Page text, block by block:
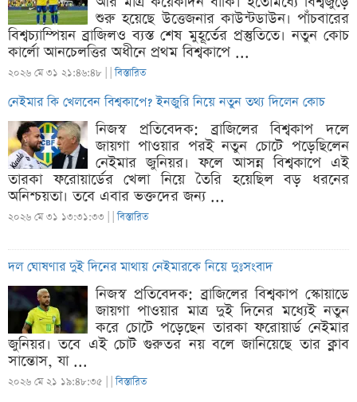
শুরু হয়েছে উত্তেজনার কাউন্টডাউন। পাঁচবারের
বিশ্বচ্যাম্পিয়ন ব্রাজিলও ব্যস্ত শেষ মুহূর্তের প্রস্তুতিতে। নতুন কোচ
কার্লো আনচেলত্তির অধীনে প্রথম বিশ্বকাপে ...
২০২৬ মে ৩১ ২১:৪৬:৪৮ | |বিস্তারিত
নেইমার কি খেলবেন বিশ্বকাপে? ইনজুরি নিয়ে নতুন তথ্য দিলেন কোচ
নিজস্ব প্রতিবেদক: ব্রাজিলের বিশ্বকাপ দলে
জায়গা পাওয়ার পরই নতুন চোটে পড়েছিলেন
নেইমার জুনিয়র। ফলে আসন্ন বিশ্বকাপে এই
তারকা ফরোয়ার্ডের খেলা নিয়ে তৈরি হয়েছিল বড় ধরনের
অনিশ্চয়তা। তবে এবার ভক্তদের জন্য ...
২০২৬ মে ৩১ ১৩:৩১:৩৩ | |বিস্তারিত
দল ঘোষণার দুই দিনের মাথায় নেইমারকে নিয়ে দুঃসংবাদ
নিজস্ব প্রতিবেদক: ব্রাজিলের বিশ্বকাপ স্কোয়াডে
জায়গা পাওয়ার মাত্র দুই দিনের মধ্যেই নতুন
করে চোটে পড়েছেন তারকা ফরোয়ার্ড নেইমার
জুনিয়র। তবে এই চোট গুরুতর নয় বলে জানিয়েছে তার ক্লাব
সান্তোস, যা ...
২০২৬ মে ২১ ১৯:৪৮:৩৫ | |বিস্তারিত